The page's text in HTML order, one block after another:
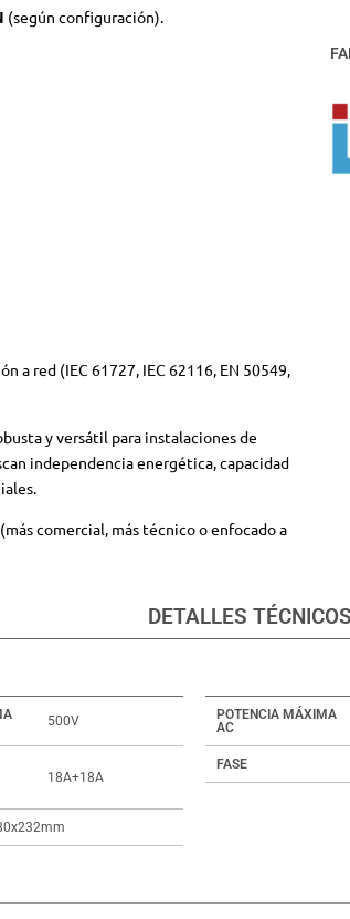
(según configuración).
a red (IEC 61727, IEC 62116, EN 50549,
y versátil para instalaciones de
independencia energética, capacidad
comercial, más técnico o enfocado a
DETALLES TÉCNICOS
500V
18A+18A
POTENCIA MÁXIMA
AC
FASE